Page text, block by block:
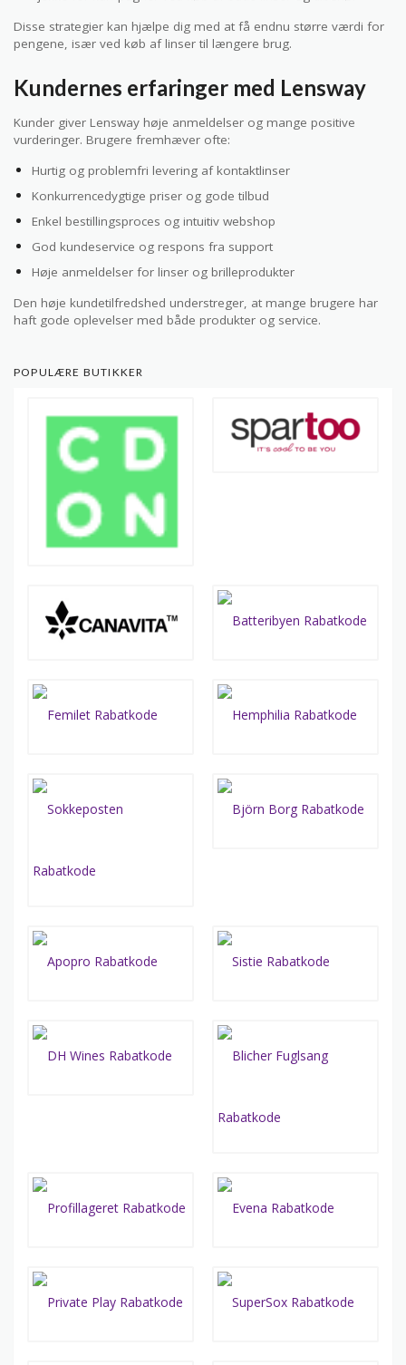
Disse strategier kan hjælpe dig med at få endnu større værdi for
pengene, især ved køb af linser til længere brug.
Kundernes erfaringer med Lensway
Kunder giver Lensway høje anmeldelser og mange positive
vurderinger. Brugere fremhæver ofte:
Hurtig og problemfri levering af kontaktlinser
Konkurrencedygtige priser og gode tilbud
Enkel bestillingsproces og intuitiv webshop
God kundeservice og respons fra support
Høje anmeldelser for linser og brilleprodukter
Den høje kundetilfredshed understreger, at mange brugere har
haft gode oplevelser med både produkter og service.
POPULÆRE BUTIKKER